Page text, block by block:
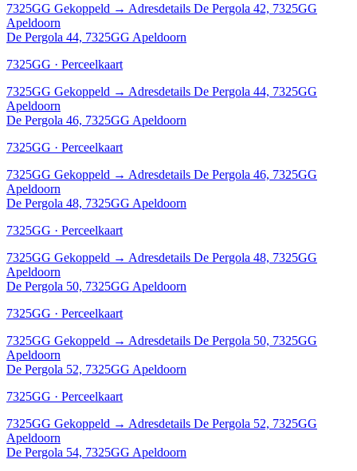
7325GG Gekoppeld → Adresdetails De Pergola 42, 7325GG
Apeldoorn
De Pergola 44, 7325GG Apeldoorn
7325GG · Perceelkaart
7325GG Gekoppeld → Adresdetails De Pergola 44, 7325GG
Apeldoorn
De Pergola 46, 7325GG Apeldoorn
7325GG · Perceelkaart
7325GG Gekoppeld → Adresdetails De Pergola 46, 7325GG
Apeldoorn
De Pergola 48, 7325GG Apeldoorn
7325GG · Perceelkaart
7325GG Gekoppeld → Adresdetails De Pergola 48, 7325GG
Apeldoorn
De Pergola 50, 7325GG Apeldoorn
7325GG · Perceelkaart
7325GG Gekoppeld → Adresdetails De Pergola 50, 7325GG
Apeldoorn
De Pergola 52, 7325GG Apeldoorn
7325GG · Perceelkaart
7325GG Gekoppeld → Adresdetails De Pergola 52, 7325GG
Apeldoorn
De Pergola 54, 7325GG Apeldoorn